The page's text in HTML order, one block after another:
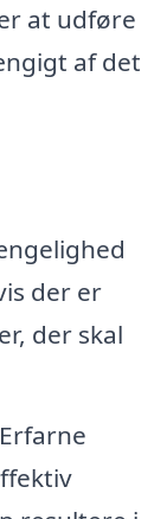
at udføre
af det
der er
der skal
Erfarne